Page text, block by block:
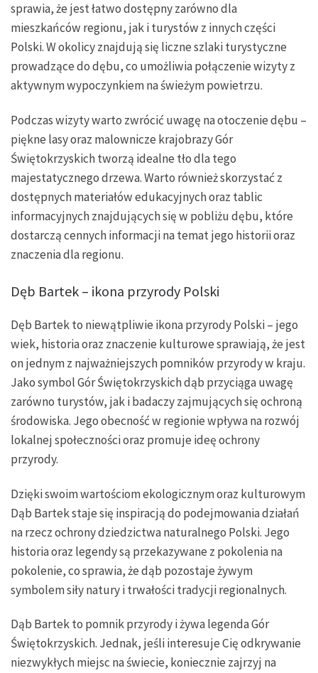
sprawia, że jest łatwo dostępny zarówno dla
mieszkańców regionu, jak i turystów z innych części
Polski. W okolicy znajdują się liczne szlaki turystyczne
prowadzące do dębu, co umożliwia połączenie wizyty z
aktywnym wypoczynkiem na świeżym powietrzu.
Podczas wizyty warto zwrócić uwagę na otoczenie dębu –
piękne lasy oraz malownicze krajobrazy Gór
Świętokrzyskich tworzą idealne tło dla tego
majestatycznego drzewa. Warto również skorzystać z
dostępnych materiałów edukacyjnych oraz tablic
informacyjnych znajdujących się w pobliżu dębu, które
dostarczą cennych informacji na temat jego historii oraz
znaczenia dla regionu.
Dęb Bartek – ikona przyrody Polski
Dęb Bartek to niewątpliwie ikona przyrody Polski – jego
wiek, historia oraz znaczenie kulturowe sprawiają, że jest
on jednym z najważniejszych pomników przyrody w kraju.
Jako symbol Gór Świętokrzyskich dąb przyciąga uwagę
zarówno turystów, jak i badaczy zajmujących się ochroną
środowiska. Jego obecność w regionie wpływa na rozwój
lokalnej społeczności oraz promuje ideę ochrony
przyrody.
Dzięki swoim wartościom ekologicznym oraz kulturowym
Dąb Bartek staje się inspiracją do podejmowania działań
na rzecz ochrony dziedzictwa naturalnego Polski. Jego
historia oraz legendy są przekazywane z pokolenia na
pokolenie, co sprawia, że dąb pozostaje żywym
symbolem siły natury i trwałości tradycji regionalnych.
Dąb Bartek to pomnik przyrody i żywa legenda Gór
Świętokrzyskich. Jednak, jeśli interesuje Cię odkrywanie
niezwykłych miejsc na świecie, koniecznie zajrzyj na